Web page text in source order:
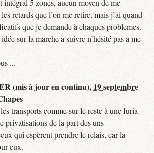
intégral 5 zones, aucun moyen de me
retards que l’on me retire, mais j’ai quand
que je demande à chaques problemes.
sur la marche a suivre n’hésité pas a me
...
(mis à jour en continu), 19 septembre
transports comme sur le reste à une furia
privatisations de la part des uns
qui espèrent prendre le relais, car la
eux.